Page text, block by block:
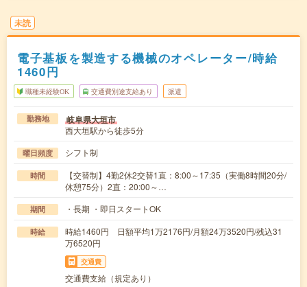
未読
電子基板を製造する機械のオペレーター/時給
1460円
職種未経験OK 交通費別途支給あり 派遣
勤務地 岐阜県大垣市
西大垣駅から徒歩5分
曜日頻度 シフト制
時間
【交替制】4勤2休2交替1直：8:00～17:35（実働8時間20分/
休憩75分）2直：20:00～…
期間 ・長期 ・即日スタートOK
時給
時給1460円 日額平均1万2176円/月額24万3520円/残込31
万6520円
交通費
交通費支給（規定あり）